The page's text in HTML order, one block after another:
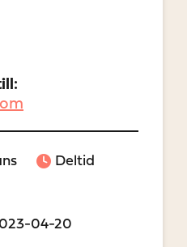
Deltid
04-20